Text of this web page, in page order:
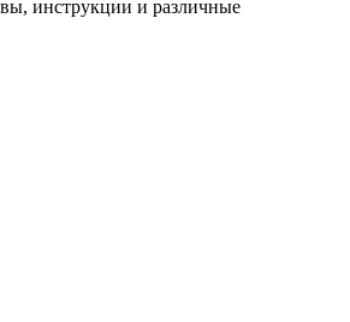
инструкции и различные